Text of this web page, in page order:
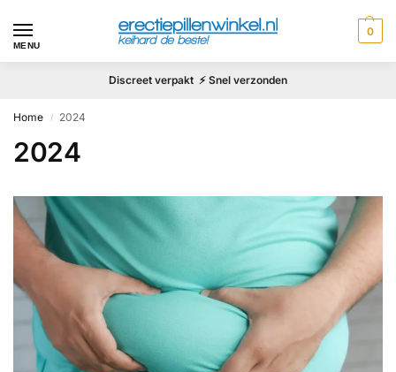
MENU
0
Discreet verpakt ⚡ Snel verzonden
Home / 2024
2024